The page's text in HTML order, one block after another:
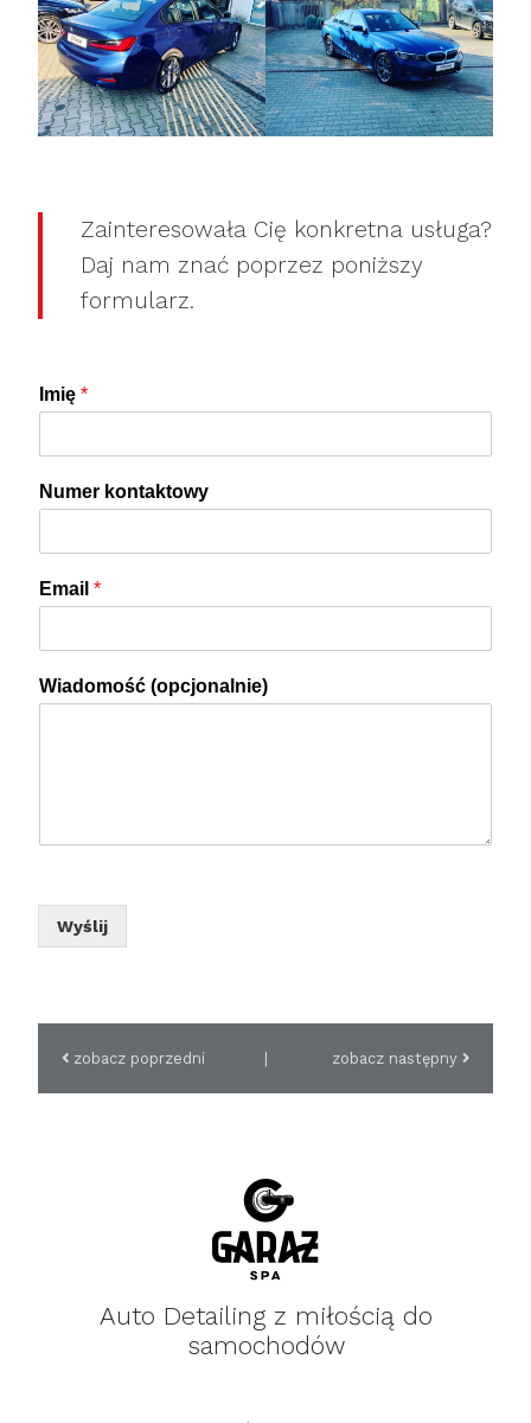
Zainteresowała Cię konkretna usługa?
Daj nam znać poprzez poniższy
formularz.
Imię *
Numer kontaktowy
Email *
Wiadomość (opcjonalnie)
Wyślij
zobacz poprzedni zobacz następny
Auto Detailing z miłością do
samochodów